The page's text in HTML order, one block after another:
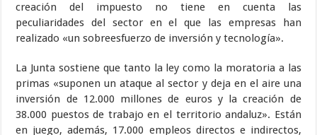
creación del impuesto no tiene en cuenta las
peculiaridades del sector en el que las empresas han
realizado «un sobreesfuerzo de inversión y tecnología».
La Junta sostiene que tanto la ley como la moratoria a las
primas «suponen un ataque al sector y deja en el aire una
inversión de 12.000 millones de euros y la creación de
38.000 puestos de trabajo en el territorio andaluz». Están
en juego, además, 17.000 empleos directos e indirectos,